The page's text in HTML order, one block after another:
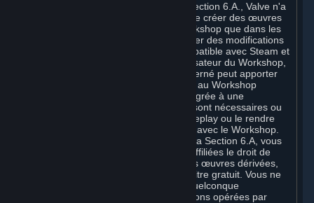
Nonobstant la licence décrite à la Section 6.A., Valve n'a
le droit de modifier, y compris afin de créer des œuvres
dérivées, votre Contribution au Workshop que dans les
cas suivants : (a) Valve peut effectuer des modifications
pour rendre votre Contribution compatible avec Steam et
les fonctionnalités ou l'interface utilisateur du Workshop,
et (b) Valve ou le développeur concerné peut apporter
des modifications aux Contributions au Workshop
acceptées pour une distribution intégrée à une
application lorsqu'il estime qu'elles sont nécessaires ou
souhaitables pour améliorer le gameplay ou le rendre
conforme à l'Application compatible avec le Workshop.
Conformément aux dispositions de la Section 6.A, vous
octroyez à Valve et à ses sociétés affiliées le droit de
modifier, y compris afin de créer des œuvres dérivées,
votre Contribution au Workshop, à titre gratuit. Vous ne
pouvez donc exiger de Valve une quelconque
rémunération au titre des modifications opérées par